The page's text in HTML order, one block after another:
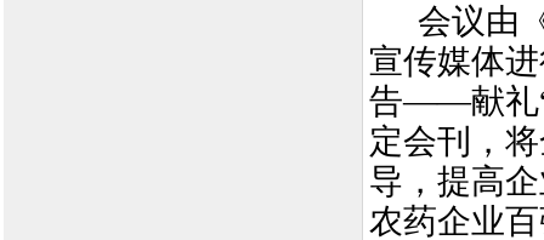
会议由
宣传媒体
告——献礼“
定会刊，
导，提高
农药企业